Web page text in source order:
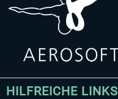
HILFREICHE LINKS